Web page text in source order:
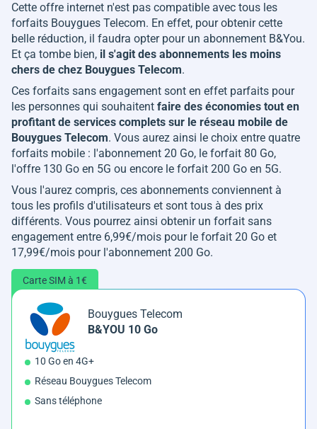
Cette offre internet n'est pas compatible avec tous les
forfaits Bouygues Telecom. En effet, pour obtenir cette
belle réduction, il faudra opter pour un abonnement B&You.
Et ça tombe bien, il s'agit des abonnements les moins
chers de chez Bouygues Telecom.
Ces forfaits sans engagement sont en effet parfaits pour
les personnes qui souhaitent faire des économies tout en
profitant de services complets sur le réseau mobile de
Bouygues Telecom. Vous aurez ainsi le choix entre quatre
forfaits mobile : l'abonnement 20 Go, le forfait 80 Go,
l'offre 130 Go en 5G ou encore le forfait 200 Go en 5G.
Vous l'aurez compris, ces abonnements conviennent à
tous les profils d'utilisateurs et sont tous à des prix
différents. Vous pourrez ainsi obtenir un forfait sans
engagement entre 6,99€/mois pour le forfait 20 Go et
17,99€/mois pour l'abonnement 200 Go.
Carte SIM à 1€
Bouygues Telecom
B&YOU 10 Go
10 Go en 4G+
Réseau Bouygues Telecom
Sans téléphone